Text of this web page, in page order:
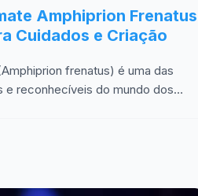
Amphiprion
Cuidados e Criação
frenatus) é uma das
reconhecíveis do mundo dos